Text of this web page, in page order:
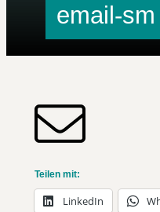
email-sm
Teilen mit:
LinkedIn